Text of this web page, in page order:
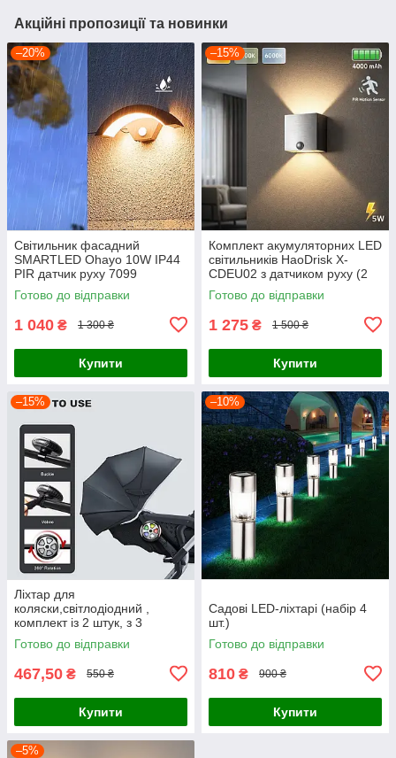
Акційні пропозиції та новинки
–20%
Світильник фасадний
SMARTLED Ohayo 10W IP44
PIR датчик руху 7099
Готово до відправки
1 040 ₴ 1 300 ₴
Купити
–15%
Комплект акумуляторних LED
світильників HaoDrisk X-
CDEU02 з датчиком руху (2
шт), бездротове настінне бра
5W, 4000 mAh, 3 режими с
Готово до відправки
1 275 ₴ 1 500 ₴
Купити
–15%
Ліхтар для
коляски,світлодіодний ,
комплект із 2 штук, з 3
режимами підсвітки, LED Pro
Light, водонепроникний IP65
Готово до відправки
467,50 ₴ 550 ₴
Купити
–10%
Садові LED-ліхтарі (набір 4
шт.)
Готово до відправки
810 ₴ 900 ₴
Купити
–5%